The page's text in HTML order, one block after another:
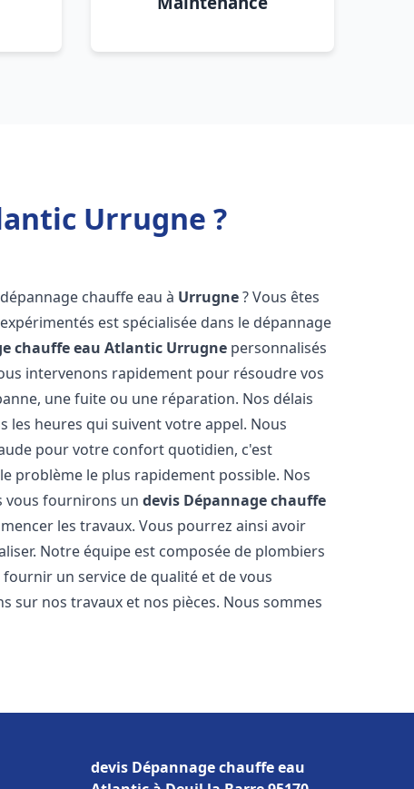
Urrugne ?
chauffe eau à Urrugne? Vous êtes
est spécialisée dans le dépannage
chauffe eau Atlantic Urrugne personnalisés
intervenons rapidement pour résoudre vos
une fuite ou une réparation. Nos délais
heures qui suivent votre appel. Nous
pour votre confort quotidien, c'est
problème le plus rapidement possible. Nos
vous fournirons undevis Dépannage chauffe
les travaux. Vous pourrez ainsi avoir
Notre équipe est composée de plombiers
un service de qualité et de vous
sur nos travaux et nos pièces. Nous sommes
devis Dépannage chauffe eau